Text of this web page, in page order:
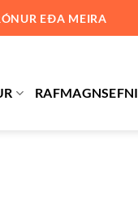
EÐA MEIRA
RAFMAGNSEFNI